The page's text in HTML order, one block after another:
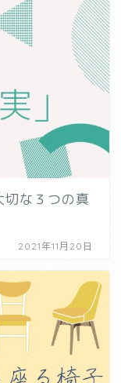
な３つの真
2021年11月20日